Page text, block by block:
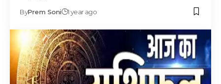
ByPrem Soni 1 year ago